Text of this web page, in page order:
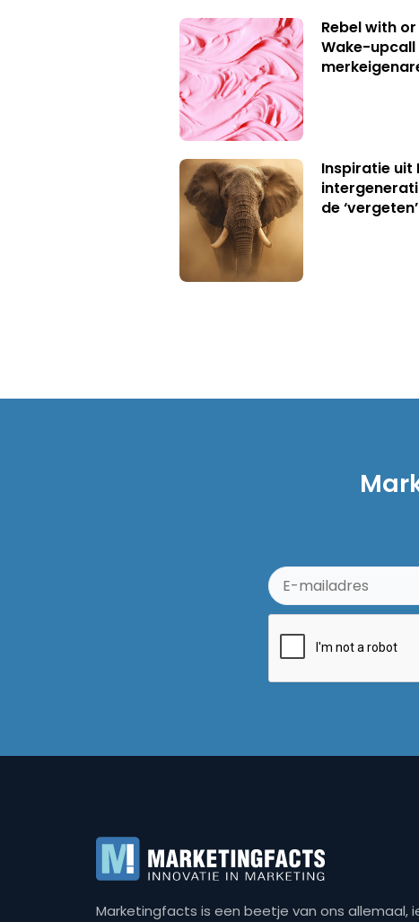
Rebel with
Wake-
Inspiratie uit
de
Marketingfacts is een beetje van ons allemaal,